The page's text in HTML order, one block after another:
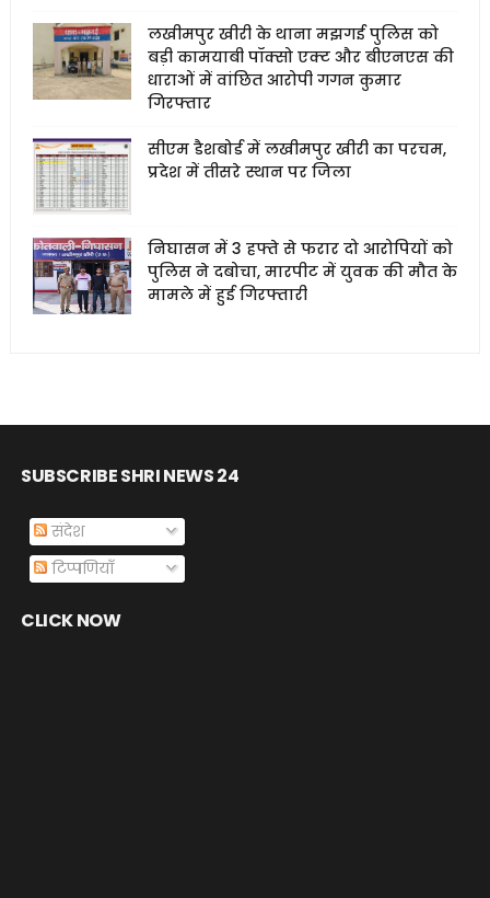
लखीमपुर खीरी के थाना मझगई पुलिस को
बड़ी कामयाबी पॉक्सो एक्ट और बीएनएस की
धाराओं में वांछित आरोपी गगन कुमार
गिरफ्तार
सीएम डैशबोर्ड में लखीमपुर खीरी का परचम,
प्रदेश में तीसरे स्थान पर जिला
निघासन में 3 हफ्ते से फरार दो आरोपियों को
पुलिस ने दबोचा, मारपीट में युवक की मौत के
मामले में हुई गिरफ्तारी
SUBSCRIBE SHRI NEWS 24
संदेश
टिप्पणियाँ
CLICK NOW